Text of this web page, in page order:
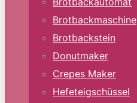
Brotbackmaschine
Brotbackstein
Donutmaker
Crepes Maker
Hefeteigschüssel